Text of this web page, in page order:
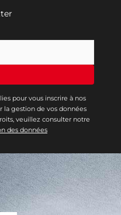
pour vous inscrire à nos
la gestion de vos données
veuillez consulter notre
des données